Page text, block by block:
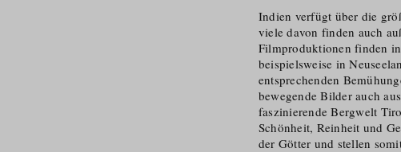
Indien verfügt über die
viele davon finden auch
Filmproduktionen finden
beispielsweise in
entsprechenden
bewegende Bilder auch
faszinierende Bergwelt
Schönheit, Reinheit und
der Götter und stellen